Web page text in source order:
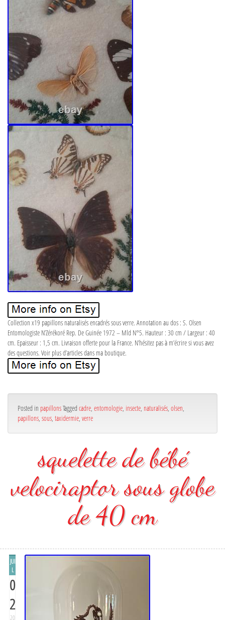
Collection x19 papillons naturalisés encadrés sous verre. Annotation au dos : S. Olsen
Entomologiste N’Zérékoré Rep. De Guinée 1972 – Mld N°5. Hauteur : 30 cm / Largeur : 40
cm. Epaisseur : 1,5 cm. Livraison offerte pour la France. N’hésitez pas à m’écrire si vous avez
des questions. Voir plus d’articles dans ma boutique.
Posted in papillonsTagged cadre, entomologie, insecte, naturalisés, olsen,
papillons, sous, taxidermie, verre
squelette de bébé
velociraptor sous globe
de 40 cm
JUI
L
0
2
20